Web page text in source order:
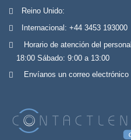
Reino Unido:
Internacional: +44 3453 193000
Horario de atención del
18:00 Sábado: 9:00 a 13:00
Envíanos un correo electrónico